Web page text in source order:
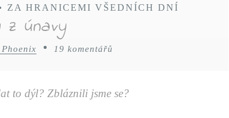
ZA HRANICEMI VŠEDNÍCH DNÍ
z únavy
19 komentářů
to dýl? Zbláznili jsme se?